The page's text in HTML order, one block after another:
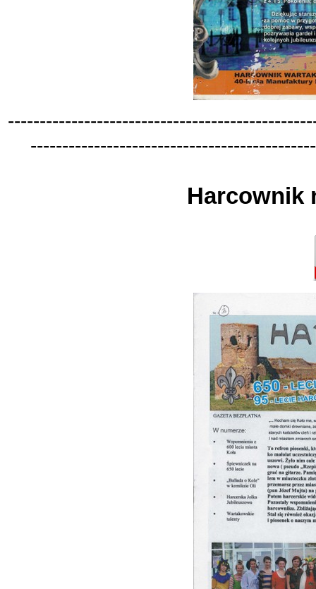
------------------------------------------------
---------------------------------------------
Harcownik